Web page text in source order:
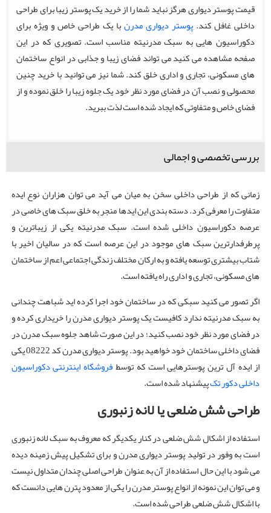
قیمت پوستر دیواری هرگز نباید شما را از خرید یک پوستر زیبا برای طراحی
داخلی غافل کند.پوستر دیواری مدرنبا یک طراحی خاص و ویژه برای
دکوراسیون هایی به سبک مدرنیته مناسب است. تصویری که در این
صفحه مشاهده می کنید می تواند فضای زیبا و جذابی در انواع ساختمان
های مسکونی، تجاری و اداری خلق کند. شما نیز می توانید با خرید چنین
محصولی و نصب آن در فضای مورد نظر خود یک جلوه زیبا را خلق نموده و از
فضای خاص و متفاوتی که ایجاد شده است لذت ببرید.
بررسی تخصصی و اجمالی
زمانی که از طراحی داخلی سخن به میان می آید می توان هزاران نوع ایده
متفاوت را معرفی کرد. دسته بندی این ایدها منجر به خلق سبک های خاصی در
عرصه دکوراسیون داخلی شده است. سبک مدرنیته یکی از زیباترین و
پرطرفدارترین سبک های موجود در این عرصه است که در سالیان اخیر با
شتاب بیشتری توسعه یافته و به ارکان مختلف زندگی اجتماعی اعم از ساختمان
های مسکونی، تجاری و اداری راه یافته است.
اگر تصور می کنید سبکی که در ساختمان خود اجرا کرده اید شباهت چندانی
به سبک مدرنیته ندارد کافیست یک پوستر دیواری مدرن را خریداری کرده و
در فضای مورد نظر خود نصب کنید؛ در این صورت شاهد جلوه سبک مدرن در
فضای داخلی ساختمان خود خواهید بود. پوستر دیواری مدرن کد 08222 یکی
از ایده آل ترین پوسترهایی است که توسطفروشگاه اینترنتی دکوراسیون
داخلی دکور تکپیشنهاد شده است.
طراحی شش ضلعی یا لانه زنبوری
استفاده از اشکال شش ضلعی در کنار یکدیگر که معروف به سبک لانه زنبوری
است به وفور در تولید پوستر دیواری مدرن و برای تشکیل پیش زمینه دیده
می شود با این حال استفاده از آن به عنوان طراحی اصلی چندان متداول نیست
و می توان این نمونه از انواع پوستر مدرن را یکی از معدود پترن هایی دانست که
با اشکال شش ضلعی طراحی شده است.